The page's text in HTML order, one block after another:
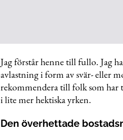
Jag förstår henne till fullo. Jag
avlastning i form av svär- eller
rekommendera till folk som har
i lite mer hektiska yrken.
Den överhettade